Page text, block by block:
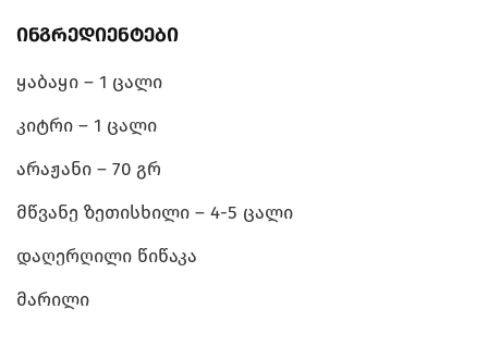
ინგრედიენტები
ყაბაყი – 1 ცალი
კიტრი – 1 ცალი
არაჟანი – 70 გრ
მწვანე ზეთისხილი – 4-5 ცალი
დაღერღილი წიწაკა
მარილი